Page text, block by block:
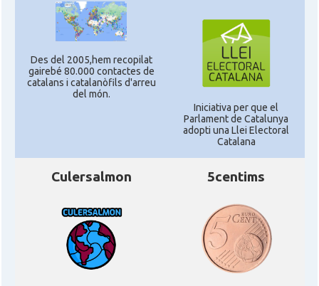
Des del 2005,hem recopilat
gairebé 80.000 contactes de
catalans i catalanòfils d'arreu
del món.
Iniciativa per que el
Parlament de Catalunya
adopti una Llei Electoral
Catalana
Culersalmon 5centims